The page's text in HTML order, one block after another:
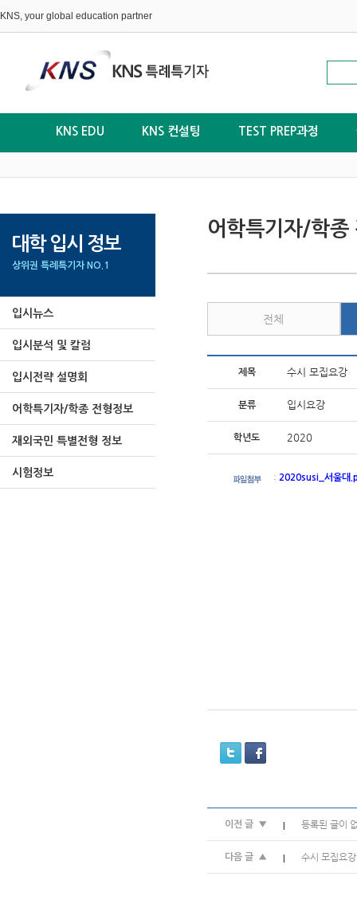
KNS, your global education partner
KNS EDU KNS 컨설팅 TEST PREP과정
대학 입시 정보
상위권 특례특기자 NO.1
입시뉴스
입시분석 및 칼럼
입시전략 설명회
어학특기자/학종 전형정보
재외국민 특별전형 정보
시험정보
어학특기자/학종
전체
제목 수시 모집요강
분류 입시요강
학년도 2020
: 2020susi_서울대
이전 글 ▼ 등록된 글이
다음 글 ▲ 수시 모집요강